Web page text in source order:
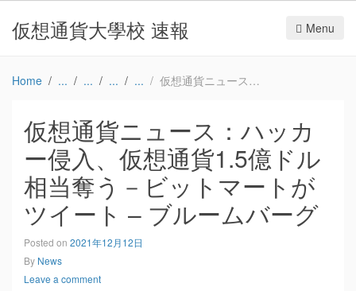
仮想通貨大學校 速報 Menu
Home 仮想通貨ニュース：ハッカー侵入、仮想通貨1.5億ドル相当奪う－ビットマートがツイート – ブルームバーグ
仮想通貨ニュース：ハッカ
ー侵入、仮想通貨1.5億ドル
相当奪う－ビットマートが
ツイート – ブルームバーグ
Posted on 2021年12月12日
By News
Leave a comment